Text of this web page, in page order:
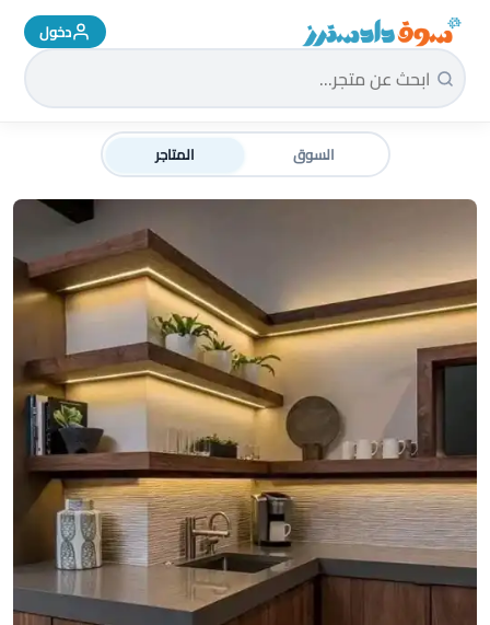
سوق دادسترز الرئيسية دخول
السوق المتاجر